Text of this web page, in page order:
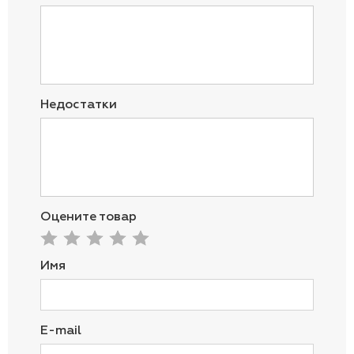
Недостатки
Оцените товар
Имя
E-mail